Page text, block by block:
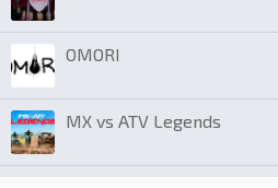
OMORI
MX vs ATV Legends